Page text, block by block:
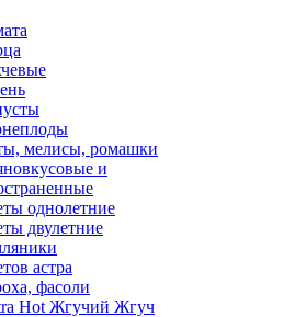
мелисы, ромашки
и
однолетние
двулетние
астра
фасоли
Hot Жгучий Жгуч